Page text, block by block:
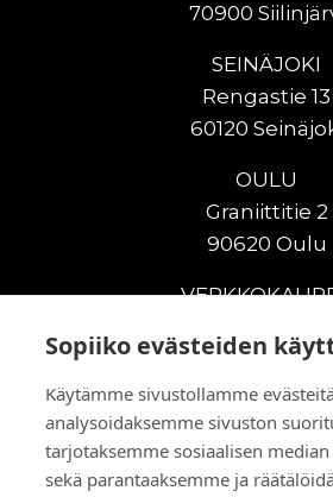
Sopiiko evästeiden
Käytämme sivustollamme
analysoidaksemme sivuston
tarjotaksemme sosiaalisen
sekä parantaaksemme ja
70900
SEINÄJOKI
Rengastie 13
60120
OULU
Graniittitie 2
90620 Oulu
Uudet
Vuokrakoneet
Kampanjat